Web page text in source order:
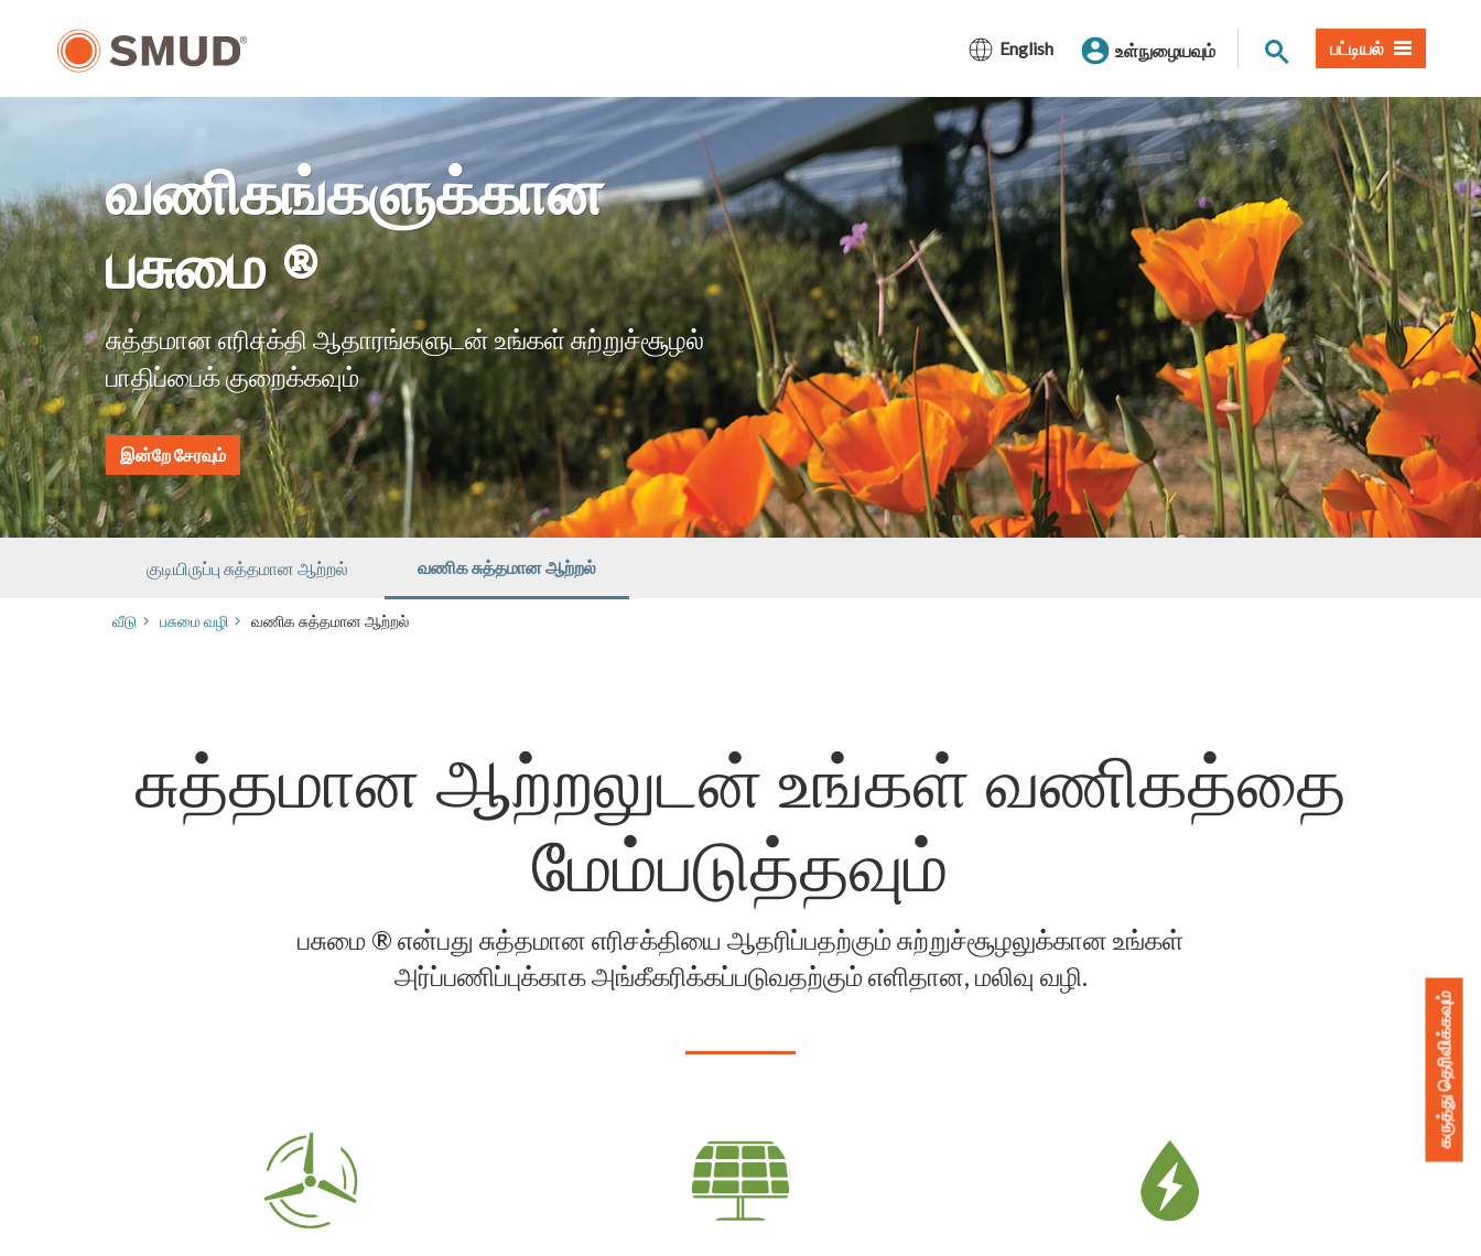
உள்ளடக்கத்திற்கு
English உள்நுழையவும் தளத் தேடல்
பட்டியல்
வணிகங்களுக்கான
பசுமை ®
சுத்தமான எரிசக்தி ஆதாரங்களுடன் உங்கள் சுற்றுச்சூழல்
பாதிப்பைக் குறைக்கவும்
இன்றே சேரவும்
குடியிருப்பு சுத்தமான ஆற்றல் வணிக சுத்தமான ஆற்றல்
வீடு பசுமை வழி வணிக சுத்தமான ஆற்றல்
சுத்தமான ஆற்றலுடன் உங்கள் வணிகத்தை
மேம்படுத்தவும்
பசுமை ® என்பது சுத்தமான எரிசக்தியை ஆதரிப்பதற்கும் சுற்றுச்சூழலுக்கான உங்கள்
அர்ப்பணிப்புக்காக அங்கீகரிக்கப்படுவதற்கும் எளிதான, மலிவு வழி.
கருத்து தெரிவிக்கவும்